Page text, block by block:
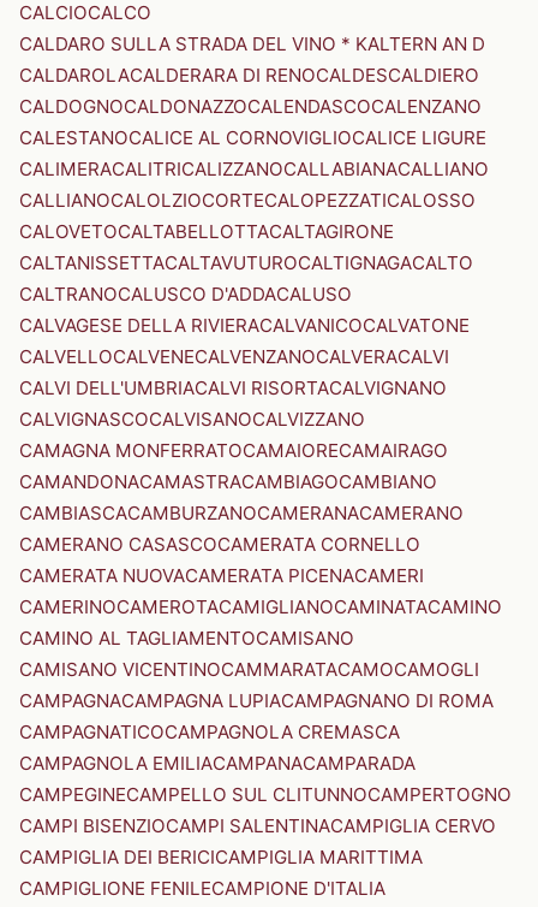
CALCIOCALCO
CALDARO SULLA STRADA DEL VINO * KALTERN AN D
CALDAROLACALDERARA DI RENOCALDESCALDIERO
CALDOGNOCALDONAZZOCALENDASCOCALENZANO
CALESTANOCALICE AL CORNOVIGLIOCALICE LIGURE
CALIMERACALITRICALIZZANOCALLABIANACALLIANO
CALLIANOCALOLZIOCORTECALOPEZZATICALOSSO
CALOVETOCALTABELLOTTACALTAGIRONE
CALTANISSETTACALTAVUTUROCALTIGNAGACALTO
CALTRANOCALUSCO D'ADDACALUSO
CALVAGESE DELLA RIVIERACALVANICOCALVATONE
CALVELLOCALVENECALVENZANOCALVERACALVI
CALVI DELL'UMBRIACALVI RISORTACALVIGNANO
CALVIGNASCOCALVISANOCALVIZZANO
CAMAGNA MONFERRATOCAMAIORECAMAIRAGO
CAMANDONACAMASTRACAMBIAGOCAMBIANO
CAMBIASCACAMBURZANOCAMERANACAMERANO
CAMERANO CASASCOCAMERATA CORNELLO
CAMERATA NUOVACAMERATA PICENACAMERI
CAMERINOCAMEROTACAMIGLIANOCAMINATACAMINO
CAMINO AL TAGLIAMENTOCAMISANO
CAMISANO VICENTINOCAMMARATACAMOCAMOGLI
CAMPAGNACAMPAGNA LUPIACAMPAGNANO DI ROMA
CAMPAGNATICOCAMPAGNOLA CREMASCA
CAMPAGNOLA EMILIACAMPANACAMPARADA
CAMPEGINECAMPELLO SUL CLITUNNOCAMPERTOGNO
CAMPI BISENZIOCAMPI SALENTINACAMPIGLIA CERVO
CAMPIGLIA DEI BERICICAMPIGLIA MARITTIMA
CAMPIGLIONE FENILECAMPIONE D'ITALIA